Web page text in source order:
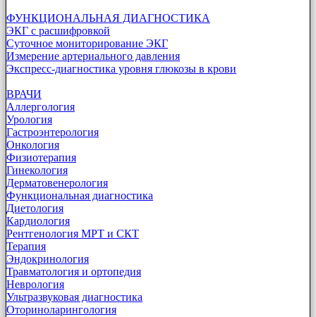
ФУНКЦИОНАЛЬНАЯ ДИАГНОСТИКА
ЭКГ с расшифровкой
Суточное мониторирование ЭКГ
Измерение артериального давления
Экспресс-диагностика уровня глюкозы в крови
ВРАЧИ
Аллергология
Урология
Гастроэнтерология
Онкология
Физиотерапия
Гинекология
Дерматовенерология
Функциональная диагностика
Диетология
Кардиология
Рентгенология МРТ и СКТ
Терапия
Эндокринология
Травматология и ортопедия
Неврология
Ультразвуковая диагностика
Оториноларингология